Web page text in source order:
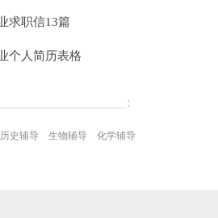
求职信13篇
个人简历表格
:
历史辅导 生物辅导 化学辅导